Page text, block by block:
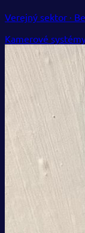
Verejný sektor ·
Kamerové